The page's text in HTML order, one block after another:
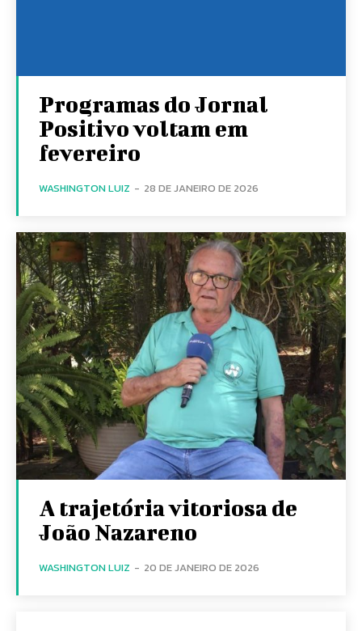
Programas do Jornal
Positivo voltam em
fevereiro
WASHINGTON LUIZ - 28 DE JANEIRO DE 2026
A trajetória vitoriosa de
João Nazareno
WASHINGTON LUIZ - 20 DE JANEIRO DE 2026